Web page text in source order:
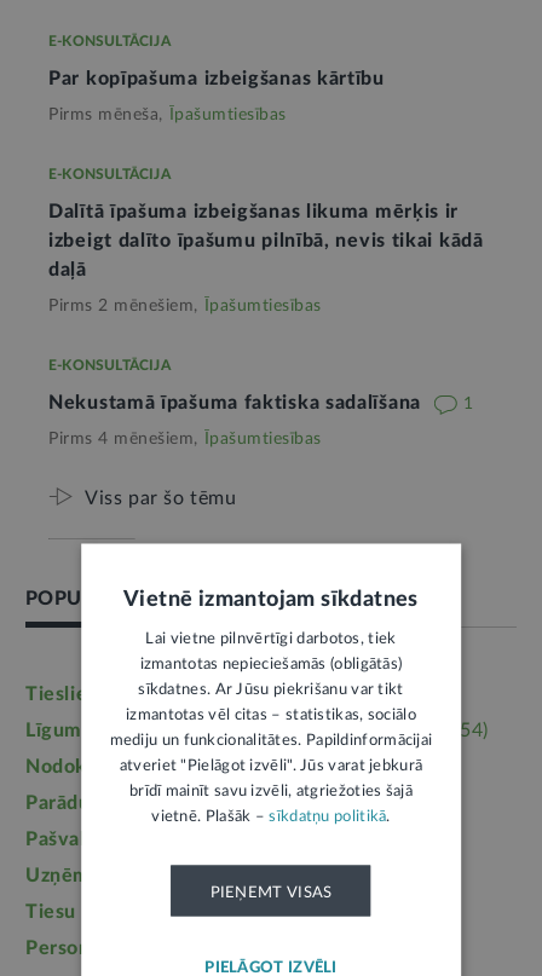
E-KONSULTĀCIJA
Par kopīpašuma izbeigšanas kārtību
Pirms mēneša, Īpašumtiesības
E-KONSULTĀCIJA
Dalītā īpašuma izbeigšanas likuma mērķis ir
izbeigt dalīto īpašumu pilnībā, nevis tikai kādā
daļā
Pirms 2 mēnešiem, Īpašumtiesības
E-KONSULTĀCIJA
Nekustamā īpašuma faktiska sadalīšana 1
Pirms 4 mēnešiem, Īpašumtiesības
Viss par šo tēmu
POPULĀRĀKĀS TĒMAS
Tieslietas (6246) Darba tiesības(5764)
Līgumi, dokumenti
(5364) Īpašumtiesības(3954)
Nodokļi
(3710) Mājoklis(3142)
Parādu piedziņa
Labklājība
(2254)
Pašvaldības
Uzņēmējdarbība
Tiesu sistēma
(1099) Izglītība(1095)
Personas dati
Vietnē izmantojam sīkdatnes
Lai vietne pilnvērtīgi darbotos, tiek
izmantotas nepieciešamās (obligātās)
sīkdatnes. Ar Jūsu piekrišanu var tikt
izmantotas vēl citas – statistikas, sociālo
mediju un funkcionalitātes. Papildinformācijai
atveriet "Pielāgot izvēli". Jūs varat jebkurā
brīdī mainīt savu izvēli, atgriežoties šajā
vietnē. Plašāk –sīkdatņu politikā.
PIEŅEMT VISAS
PIELĀGOT IZVĒLI